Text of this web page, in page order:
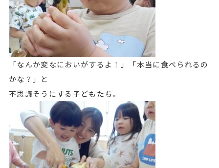
「なんか変なにおいがするよ！」「本当に食べられるの
かな？」と
不思議そうにする子どもたち。